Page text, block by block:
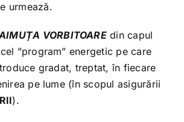
urmează.
VORBITOAREdin capul
”program” energetic pe care
gradat, treptat, în fiecare
pe lume (în scopul asigurării
).